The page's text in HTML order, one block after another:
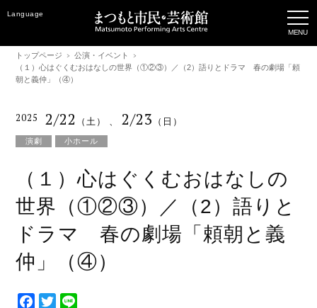
Language
トップページ
公演・イベント
（１）心はぐくむおはなしの世界（①②③）／（2）語りとドラマ 春の劇場「頼
朝と義仲」（④）
2025 2/22 （土） 、2/23 （日）
演劇 小ホール
（１）心はぐくむおはなしの
世界（①②③）／（2）語りと
ドラマ 春の劇場「頼朝と義
仲」（④）
F
T